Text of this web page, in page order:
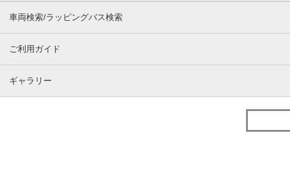
車両検索/ラッピングバス検索
ご利用ガイド
ギャラリー